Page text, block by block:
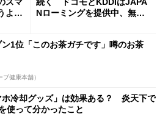
スマ
より
続く ドコモとKDDIはJAPA
Nローミングを提供中、無料
ン1位「このお茶ガチです」噂のお茶
ブ健康本舗）
ホ冷却グッズ」は効果ある？ 炎天下で
使って分かったこと